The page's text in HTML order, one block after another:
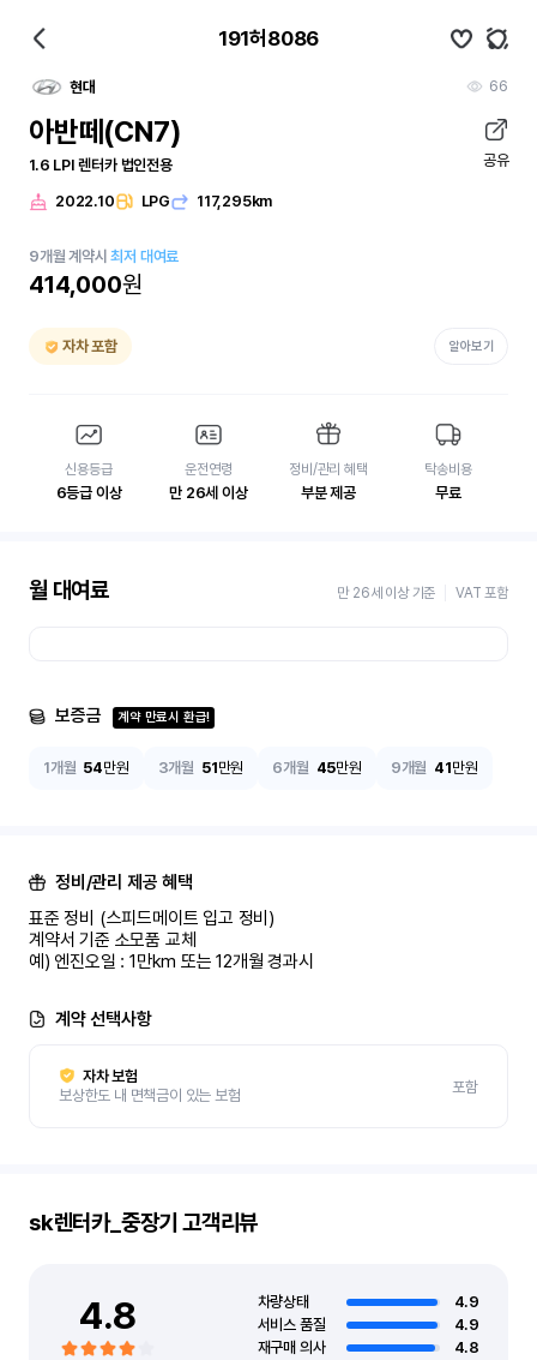
191허8086
현대 66
아반떼(CN7)
1.6 LPI 렌터카 법인전용 공유
2022.10 LPG 117,295km
9개월 계약시최저 대여료
414,000원
자차 포함 알아보기
신용등급
6등급 이상
운전연령
만 26세 이상
정비/관리 혜택
부분 제공
탁송비용
무료
월 대여료 만 26세 이상 기준 VAT 포함
보증금 계약 만료시 환급!
1개월 54만원 3개월 51만원 6개월 45만원 9개월 41만원
정비/관리 제공 혜택
표준 정비 (스피드메이트 입고 정비)
계약서 기준 소모품 교체
예) 엔진오일 : 1만km 또는 12개월 경과시
계약 선택사항
자차 보험
보상한도 내 면책금이 있는 보험
포함
sk렌터카_중장기 고객리뷰
4.8 차량상태
4.9
서비스 품질
4.9
재구매 의사
4.8